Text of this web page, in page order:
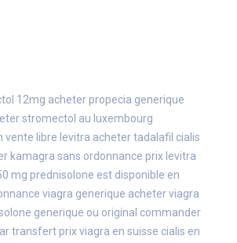
12mg acheter propecia generique
stromectol au luxembourg
vente libre levitra acheter tadalafil cialis
kamagra sans ordonnance prix levitra
mg prednisolone est disponible en
viagra generique acheter viagra
generique ou original commander
transfert prix viagra en suisse cialis en